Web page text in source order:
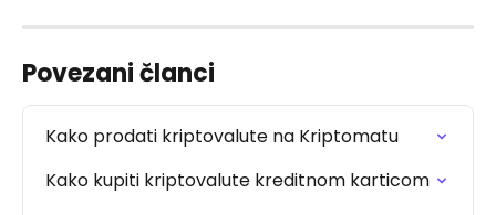
Povezani članci
Kako prodati kriptovalute na Kriptomatu
Kako kupiti kriptovalute kreditnom karticom